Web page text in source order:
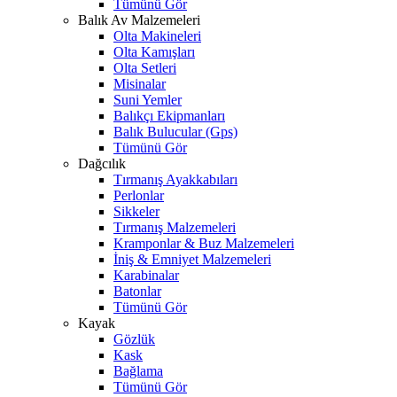
Tümünü Gör
Balık Av Malzemeleri
Olta Makineleri
Olta Kamışları
Olta Setleri
Misinalar
Suni Yemler
Balıkçı Ekipmanları
Balık Bulucular (Gps)
Tümünü Gör
Dağcılık
Tırmanış Ayakkabıları
Perlonlar
Sikkeler
Tırmanış Malzemeleri
Kramponlar & Buz Malzemeleri
İniş & Emniyet Malzemeleri
Karabinalar
Batonlar
Tümünü Gör
Kayak
Gözlük
Kask
Bağlama
Tümünü Gör